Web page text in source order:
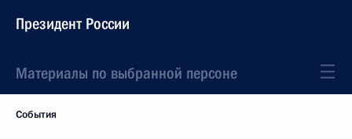
Президент России
Материалы по выбранной персоне
События